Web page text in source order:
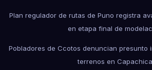
Plan regulador de rutas de Puno registra
en etapa final de
Pobladores de Ccotos denuncian presunto
terrenos en Capachica